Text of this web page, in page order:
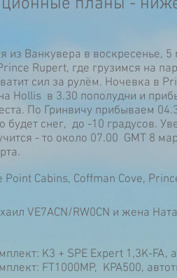
планы -
из Ванкувера в воскресенье,
Rupert, где грузимся на
сил за рулём. Ночевка в
Hollis в 3.30 пополудни и
По Гринвичу прибываем
будет снег, до -10 градусов.
- то около 07.00 GMT 8
Point Cabins, Coffman Cove,
VE7ACN/RW0CN и жена
K3 + SPE Expert 1,3K-FA,
FT1000MP, KPA500,